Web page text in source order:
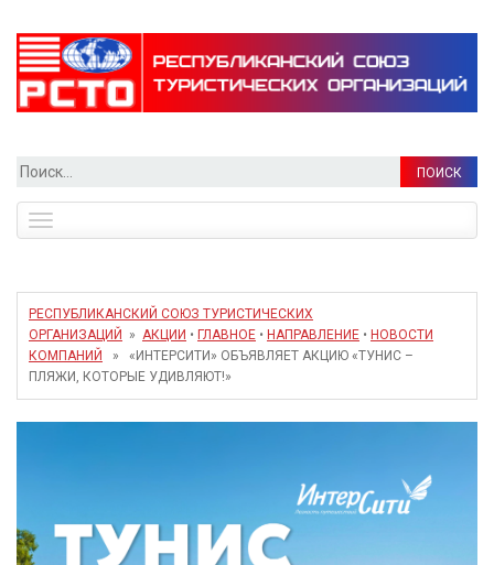
Найти:
navigation
РЕСПУБЛИКАНСКИЙ СОЮЗ ТУРИСТИЧЕСКИХ
ОРГАНИЗАЦИЙ
» АКЦИИ • ГЛАВНОЕ • НАПРАВЛЕНИЕ • НОВОСТИ
КОМПАНИЙ
» «ИНТЕРСИТИ» ОБЪЯВЛЯЕТ АКЦИЮ «ТУНИС –
ПЛЯЖИ, КОТОРЫЕ УДИВЛЯЮТ!»